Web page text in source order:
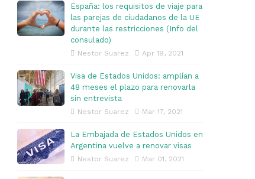
España: los requisitos de viaje para
las parejas de ciudadanos de la UE
durante las restricciones (Info del
consulado)
Nestor Suarez Apr 19, 2021
Visa de Estados Unidos: amplían a
48 meses el plazo para renovarla
sin entrevista
Nestor Suarez Mar 17, 2021
La Embajada de Estados Unidos en
Argentina vuelve a renovar visas
Nestor Suarez Mar 01, 2021